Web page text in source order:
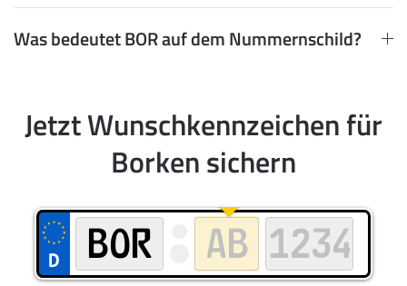
Was bedeutet BOR auf dem Nummernschild?
Jetzt Wunschkennzeichen für
Borken sichern